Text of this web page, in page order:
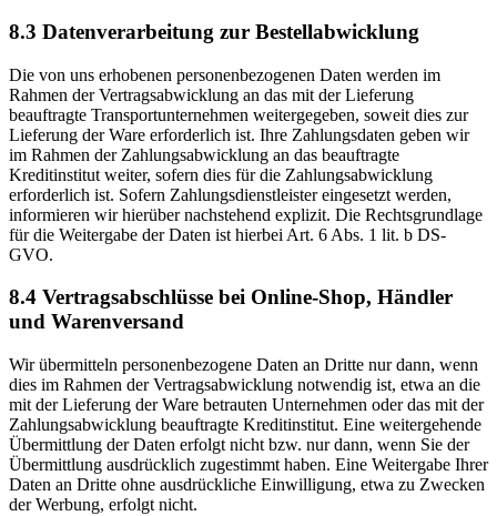
8.3 Datenverarbeitung zur Bestellabwicklung
Die von uns erhobenen personenbezogenen Daten werden im
Rahmen der Vertragsabwicklung an das mit der Lieferung
beauftragte Transportunternehmen weitergegeben, soweit dies zur
Lieferung der Ware erforderlich ist. Ihre Zahlungsdaten geben wir
im Rahmen der Zahlungsabwicklung an das beauftragte
Kreditinstitut weiter, sofern dies für die Zahlungsabwicklung
erforderlich ist. Sofern Zahlungsdienstleister eingesetzt werden,
informieren wir hierüber nachstehend explizit. Die Rechtsgrundlage
für die Weitergabe der Daten ist hierbei Art. 6 Abs. 1 lit. b DS-
GVO.
8.4 Vertragsabschlüsse bei Online-Shop, Händler
und Warenversand
Wir übermitteln personenbezogene Daten an Dritte nur dann, wenn
dies im Rahmen der Vertragsabwicklung notwendig ist, etwa an die
mit der Lieferung der Ware betrauten Unternehmen oder das mit der
Zahlungsabwicklung beauftragte Kreditinstitut. Eine weitergehende
Übermittlung der Daten erfolgt nicht bzw. nur dann, wenn Sie der
Übermittlung ausdrücklich zugestimmt haben. Eine Weitergabe Ihrer
Daten an Dritte ohne ausdrückliche Einwilligung, etwa zu Zwecken
der Werbung, erfolgt nicht.